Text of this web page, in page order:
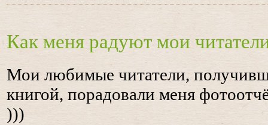
Как меня радуют мои
Мои любимые читатели,
книгой, порадовали меня
)))